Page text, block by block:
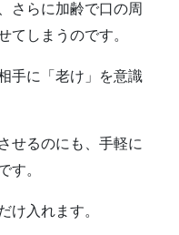
さらに加齢で口の周
てしまうのです。
手に「老け」を意識
せるのにも、手軽に
す。
け入れます。